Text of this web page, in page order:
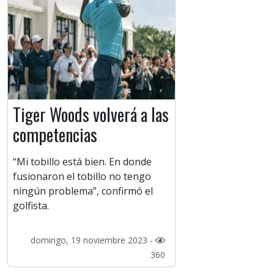
Tiger Woods volverá a las
competencias
“Mi tobillo está bien. En donde
fusionaron el tobillo no tengo
ningún problema”, confirmó el
golfista.
domingo, 19 noviembre 2023 -
360